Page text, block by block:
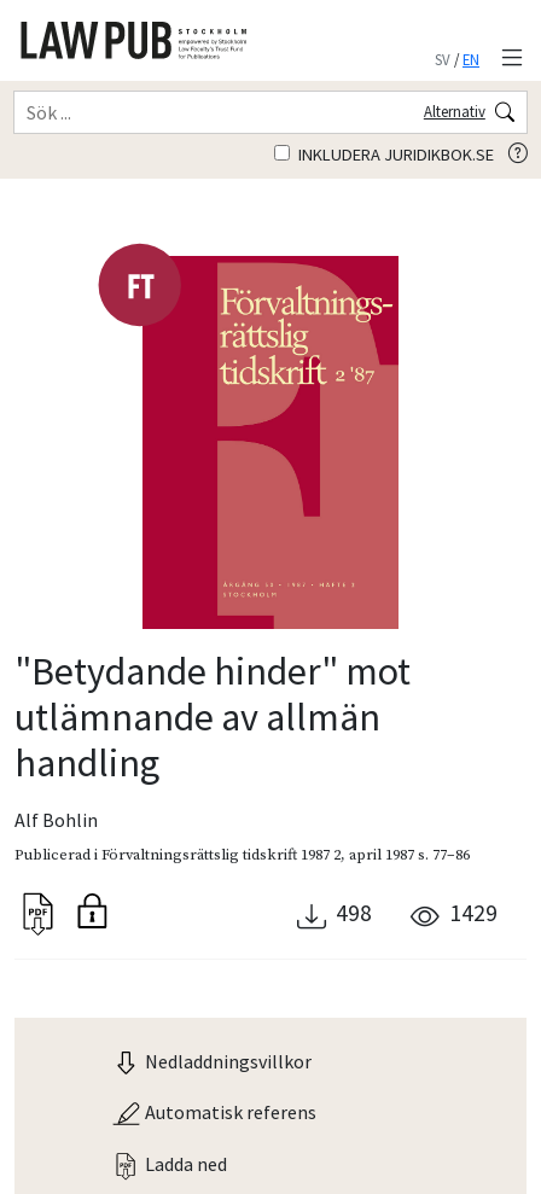
SV/EN
Alternativ
INKLUDERA JURIDIKBOK.SE
"Betydande hinder" mot
utlämnande av allmän
handling
Alf Bohlin
Publicerad iFörvaltningsrättslig tidskrift 1987 2, april 1987s. 77–86
498 1429
Nedladdningsvillkor
Automatisk referens
Ladda ned